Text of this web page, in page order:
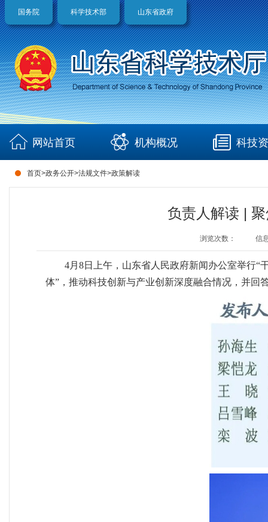
国务院 科学技术部 山东省政府
网站首页 机构概况 科技
首页>政务公开>法规文件>政策解读
负责人解读 |
浏览次数： 信
4月8日上午，山东省人民政府新闻办公室举行“
体”，推动科技创新与产业创新深度融合情况，并回